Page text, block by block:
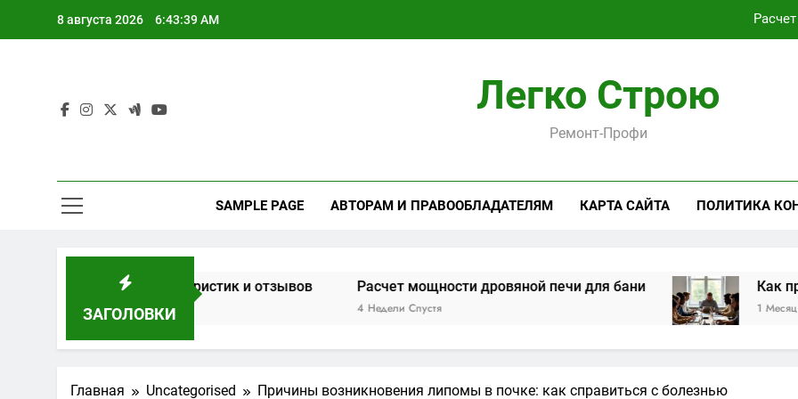
8 августа 2026 6:43:40 AM
Виртуальная платёжная карта за 5 минут без
Критерии выбора пластиковых окон
Как проходит практическая подготовка по
Легко Строю
Ремонт-Профи
SAMPLE PAGE АВТОРАМ И ПРАВООБЛАДАТЕЛЯМ КАРТА САЙТА ПОЛИТИКА
ЗАГОЛОВКИ
основе характеристик и отзывов Расчет мощности дровяной печи для бани
4 Недели Спустя
Как проходит
1 Месяц Спустя
Главная Uncategorised Причины возникновения липомы в почке: как справиться с болезнью